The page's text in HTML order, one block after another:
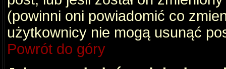
(powinni oni powiadomić co
użytkownicy nie mogą usunąć
Powrót do góry